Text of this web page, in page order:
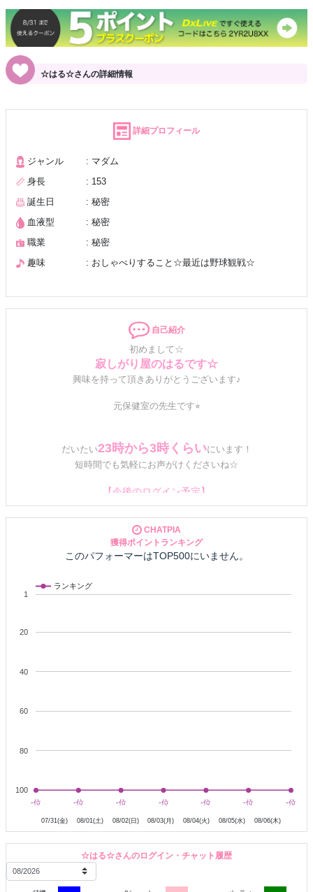
☆はる☆さんの詳細情報
詳細プロフィール
ジャンル
: マダム
身長
: 153
誕生日
: 秘密
血液型
: 秘密
職業
: 秘密
趣味
: おしゃべりすること☆最近は野球観戦☆
自己紹介
初めまして☆
寂しがり屋のはるです☆
興味を持って頂きありがとうございます♪
元保健室の先生です⭐︎
だいたい23時から3時くらいにいま す！
短時間でも気軽にお声がけくださいね☆
【今後のログイン予定】
時間が合えばそれは運命？(n*´ω`*n)
遊んでくれるのを楽しみにしています(^_-)-☆
ボイスは聴けるので大歓迎です☆
素敵な声を是非聞かせて下さい(^^♪
スタバの新作は必ずチェック！！
美味しいカスタマイズがあれば教えて下さい！！
最近は野球観戦にハマってます☆
CHATPIA
獲得ポイントランキング
このパフォーマーはTOP500にいません。
ランキング
1
20
40
60
80
100
-位
-位 -位
-位 -位
-位 -位
-位 -位
-位 -位
-位 -位
-位
07/31(金) 08/01(土) 08/02(日) 08/03(月) 08/04(火) 08/05(水) 08/06(木)
☆はる☆さんのログイン・チャット履歴